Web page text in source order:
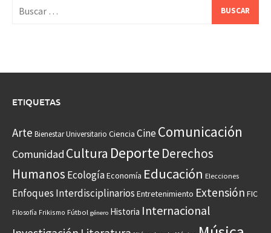
ETIQUETAS
Arte Bienestar Universitario Ciencia CineComunicación
Comunidad Cultura Deporte Derechos
Humanos EcologíaEconomía Educación Elecciones
Enfoques Interdisciplinarios Entretenimiento Extensión FIC
Filosofía Frikismo Fútbol género Historia Internacional